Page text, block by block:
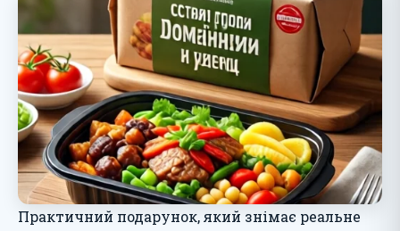
Практичний подарунок, який знімає реальне